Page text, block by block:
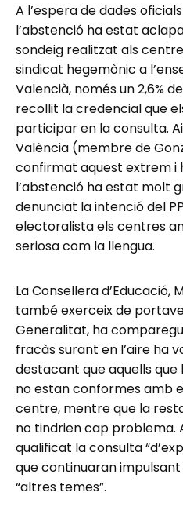
A l’espera de dades
l’abstenció ha estat
sondeig realitzat als
sindicat hegemònic a
Valencià, només un 2,6%
recollit la credencial que
participar en la consulta.
València (membre de
confirmat aquest extrem i
l’abstenció ha estat molt
denunciat la intenció del
electoralista els centres
seriosa com la llengua.
La Consellera d’Educació,
també exerceix de
Generalitat, ha
fracàs surant en l’aire ha
destacant que aquells
no estan conformes amb
centre, mentre que la
no tindrien cap problema.
qualificat la consulta
que continuaran
“altres temes”.